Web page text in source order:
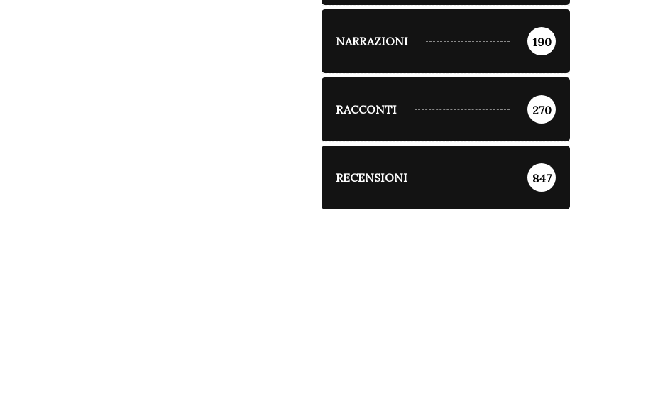
NARRAZIONI 190
RACCONTI 270
RECENSIONI 847